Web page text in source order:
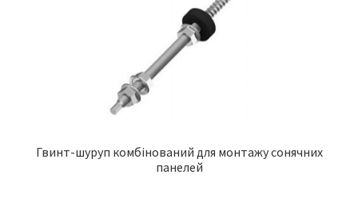
Гвинт-шуруп комбінований для монтажу сонячних
панелей